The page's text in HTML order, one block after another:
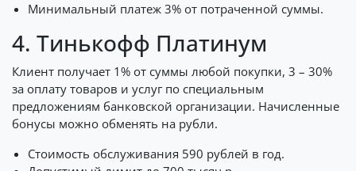
Минимальный платеж 3% от потраченной суммы.
4. Тинькофф Платинум
Клиент получает 1% от суммы любой покупки, 3 – 30%
за оплату товаров и услуг по специальным
предложениям банковской организации. Начисленные
бонусы можно обменять на рубли.
Стоимость обслуживания 590 рублей в год.